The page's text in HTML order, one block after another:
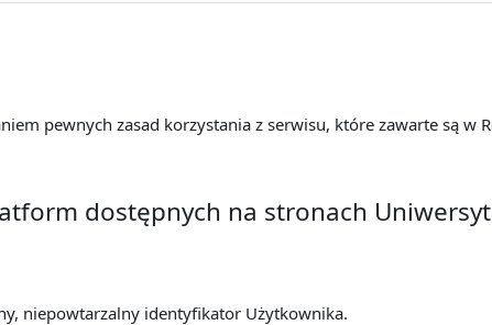
pewnych zasad korzystania z serwisu, które zawarte są w
dostępnych na stronach
niepowtarzalny identyfikator Użytkownika.